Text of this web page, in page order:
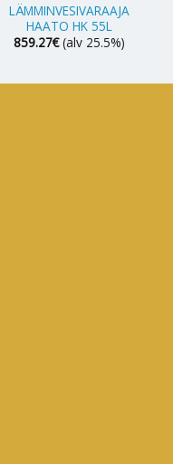
LÄMMINVESIVARAAJA
HAATO HK 55L
859.27€ (alv 25.5%)